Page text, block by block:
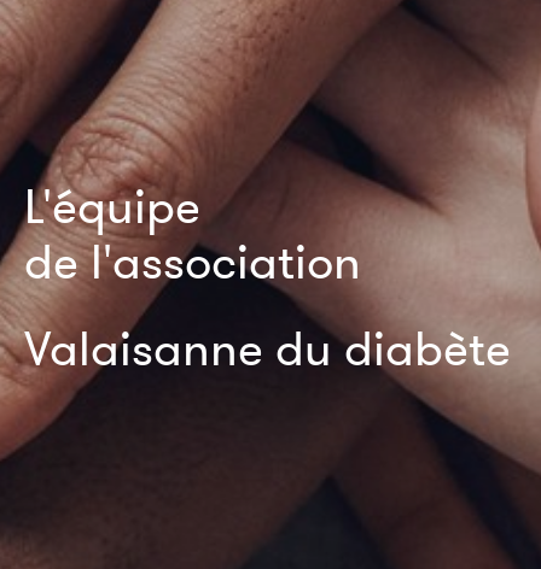
L'équipe
de l'association
Valaisanne du diabète